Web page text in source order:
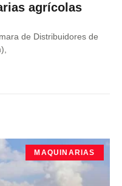
agrícolas
de Distribuidores de
MAQUINARIAS